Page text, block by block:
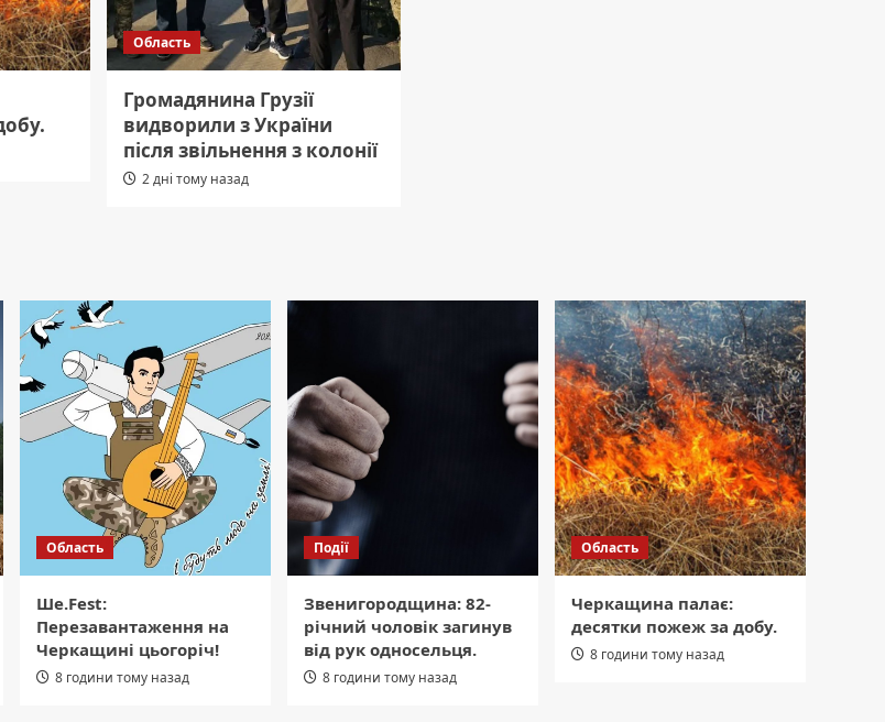
Область
Громадянина Грузії
видворили з України
після звільнення з колонії
2 дні тому назад
Область
Ше.Fest:
Перезавантаження на
Черкащині цьогоріч!
8 години тому назад
Події
Звенигородщина: 82-
річний чоловік загинув
від рук односельця.
8 години тому назад
Область
Черкащина палає:
десятки пожеж за добу.
8 години тому назад